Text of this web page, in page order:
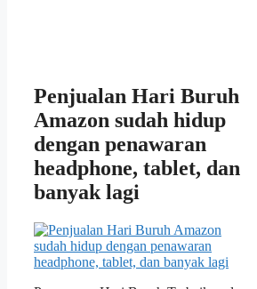
Penjualan Hari Buruh
Amazon sudah hidup
dengan penawaran
headphone, tablet, dan
banyak lagi